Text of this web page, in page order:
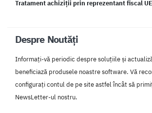
Tratament achiziții prin reprezentant fiscal UE
Despre Noutăți
Informați-vă periodic despre soluțiile și
beneficiază produsele noastre software. Vă
configurați contul de pe site astfel încât să
NewsLetter-ul nostru.